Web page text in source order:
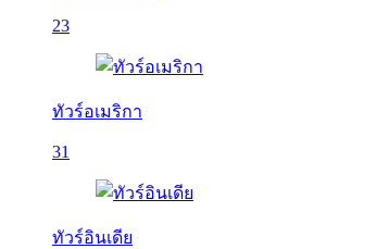
23
ทัวร์อเมริกา
31
ทัวร์อินเดีย